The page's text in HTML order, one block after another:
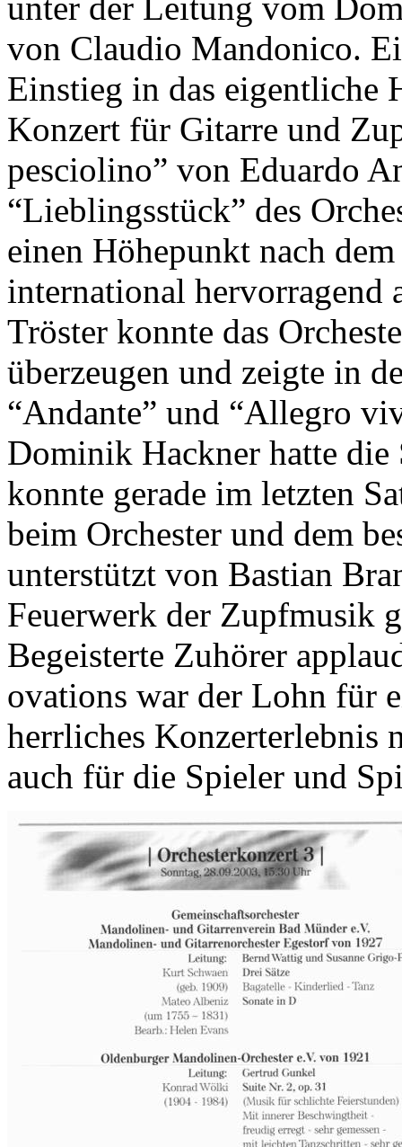
unter der Leitung vom
von Claudio Mandonico.
Einstieg in das eigentliche
Konzert für Gitarre und
pesciolino” von Eduardo
“Lieblingsstück” des
einen Höhepunkt nach
international hervorragend
Tröster konnte das
überzeugen und zeigte in
“Andante” und “Allegro
Dominik Hackner hatte
konnte gerade im letzten
beim Orchester und dem
unterstützt von Bastian
Feuerwerk der Zupfmusik
Begeisterte Zuhörer
ovations war der Lohn für
herrliches Konzerterlebnis
auch für die Spieler und